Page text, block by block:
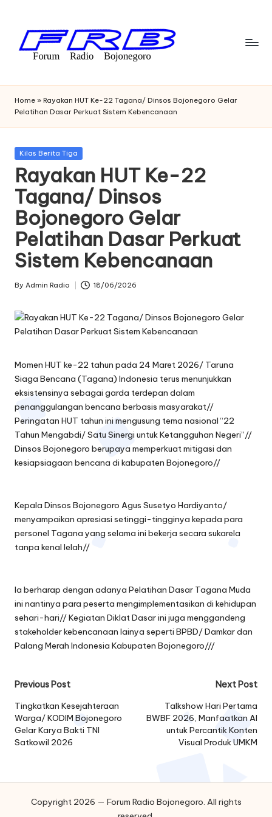
content
F
o
r
u
m
R
a
di
o
B
oj
o
n
e
g
o
r
o
Bojonegoro
Home » Rayakan HUT Ke-22 Tagana/ Dinsos Bojonegoro Gelar
Pelatihan Dasar Perkuat Sistem Kebencanaan
Posted
Kilas Berita Tiga
Rayakan HUT Ke-22
Tagana/ Dinsos
Bojonegoro Gelar
Pelatihan Dasar Perkuat
Sistem Kebencanaan
Posted
By Admin Radio 18/06/2026
Momen HUT ke-22 tahun pada 24 Maret 2026/ Taruna
Siaga Bencana (Tagana) Indonesia terus menunjukkan
eksistensinya sebagai garda terdepan dalam
penanggulangan bencana berbasis masyarakat//
Peringatan HUT tahun ini mengusung tema nasional “22
Tahun Mengabdi/ Satu Sinergi untuk Ketangguhan Negeri”//
Dinsos Bojonegoro berupaya memperkuat mitigasi dan
kesiapsiagaan bencana di kabupaten Bojonegoro//
Kepala Dinsos Bojonegoro Agus Susetyo Hardiyanto/
menyampaikan apresiasi setinggi-tingginya kepada para
personel Tagana yang selama ini bekerja secara sukarela
tanpa kenal lelah//
Ia berharap dengan adanya Pelatihan Dasar Tagana Muda
ini nantinya para peserta mengimplementasikan di kehidupan
sehari-hari// Kegiatan Diklat Dasar ini juga menggandeng
stakeholder kebencanaan lainya seperti BPBD/ Damkar dan
Palang Merah Indonesia Kabupaten Bojonegoro///
Post
navigation
Previous Post
Tingkatkan Kesejahteraan
Warga/ KODIM Bojonegoro
Gelar Karya Bakti TNI
Satkowil 2026
Next Post
Talkshow Hari Pertama
BWBF 2026, Manfaatkan AI
untuk Percantik Konten
Visual Produk UMKM
Copyright 2026 — Forum Radio Bojonegoro. All rights